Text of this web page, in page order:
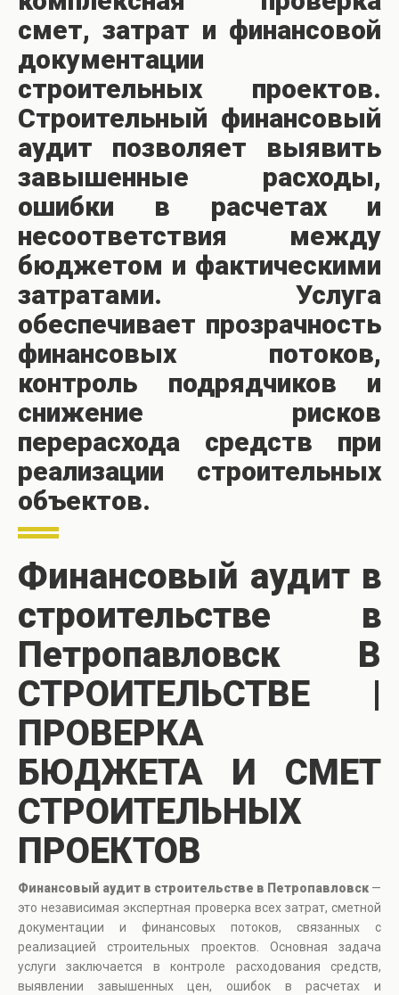
смет, затрат и финансовой
документации
строительных проектов.
Строительный финансовый
аудит позволяет выявить
завышенные расходы,
ошибки в расчетах и
несоответствия между
бюджетом и фактическими
затратами. Услуга
обеспечивает прозрачность
финансовых потоков,
контроль подрядчиков и
снижение рисков
перерасхода средств при
реализации строительных
объектов.
Финансовый аудит в
строительстве в
Петропавловск В
СТРОИТЕЛЬСТВЕ |
ПРОВЕРКА
БЮДЖЕТА И СМЕТ
СТРОИТЕЛЬНЫХ
ПРОЕКТОВ
Финансовый аудит в строительстве в Петропавловск —
это независимая экспертная проверка всех затрат, сметной
документации и финансовых потоков, связанных с
реализацией строительных проектов. Основная задача
услуги заключается в контроле расходования средств,
выявлении завышенных цен, ошибок в расчетах и